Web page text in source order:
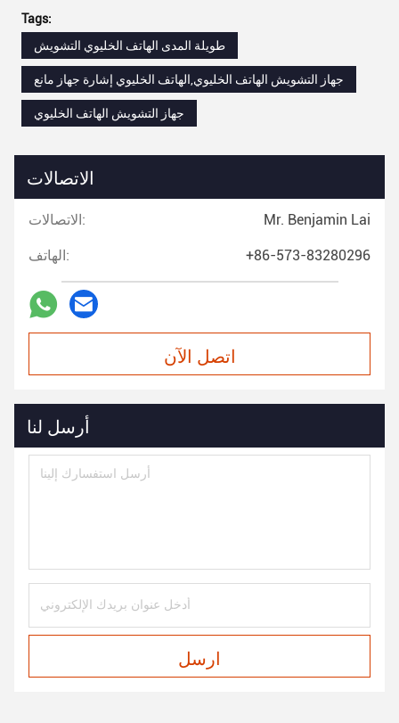
Tags:
طويلة المدى الهاتف الخليوي التشويش
جهاز التشويش الهاتف الخليوي,الهاتف الخليوي إشارة جهاز مانع
جهاز التشويش الهاتف الخليوي
الاتصالات
الاتصالات: Mr. Benjamin Lai
الهاتف: +86-573-83280296
اتصل الآن
أرسل لنا
ارسل